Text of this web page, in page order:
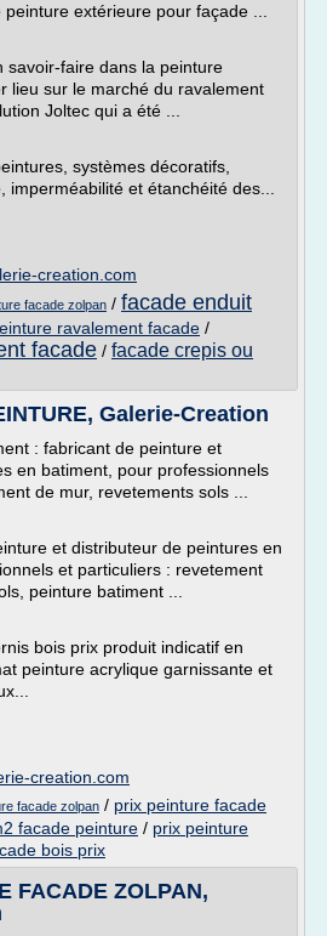
extérieure pour façade ...
savoir-faire dans la peinture
lieu sur le marché du ravalement
Joltec qui a été ...
systèmes décoratifs,
imperméabilité et étanchéité des...
creation.com
facade zolpan / facade enduit
ravalement facade /
facade / facade crepis ou
Galerie-Creation
: fabricant de peinture et
en batiment, pour professionnels
de mur, revetements sols ...
et distributeur de peintures en
et particuliers : revetement
peinture batiment ...
bois prix produit indicatif en
peinture acrylique garnissante et
creation.com
facade zolpan / prix peinture facade
facade peinture / prix peinture
bois prix
FACADE ZOLPAN,